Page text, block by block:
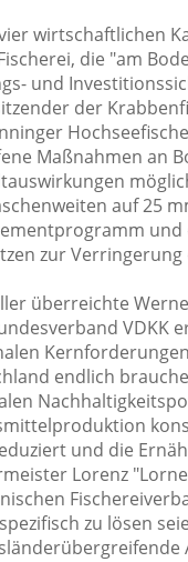
wirtschaftlichen
die "am
und
der
Maßnahmen an
auf 25
zur Verringerung
überreichte
VDKK
endlich
und die
Lorenz
zu lösen